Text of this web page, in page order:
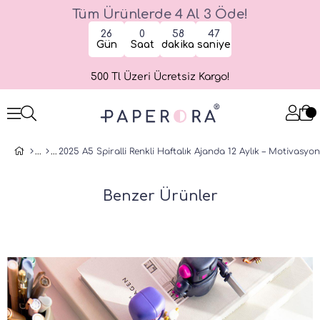
Tüm Ürünlerde 4 Al 3 Öde!
26
Gün
0
Saat
58
dakika
47
saniye
500 Tl Üzeri Ücretsiz Kargo!
Benzer Ürünler